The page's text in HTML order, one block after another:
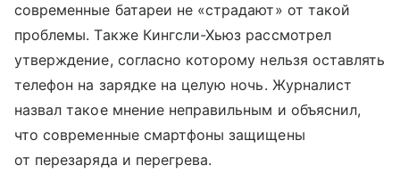
современные батареи не «страдают» от такой
проблемы. Также Кингсли-Хьюз рассмотрел
утверждение, согласно которому нельзя оставлять
телефон на зарядке на целую ночь. Журналист
назвал такое мнение неправильным и объяснил,
что современные смартфоны защищены
от перезаряда и перегрева.